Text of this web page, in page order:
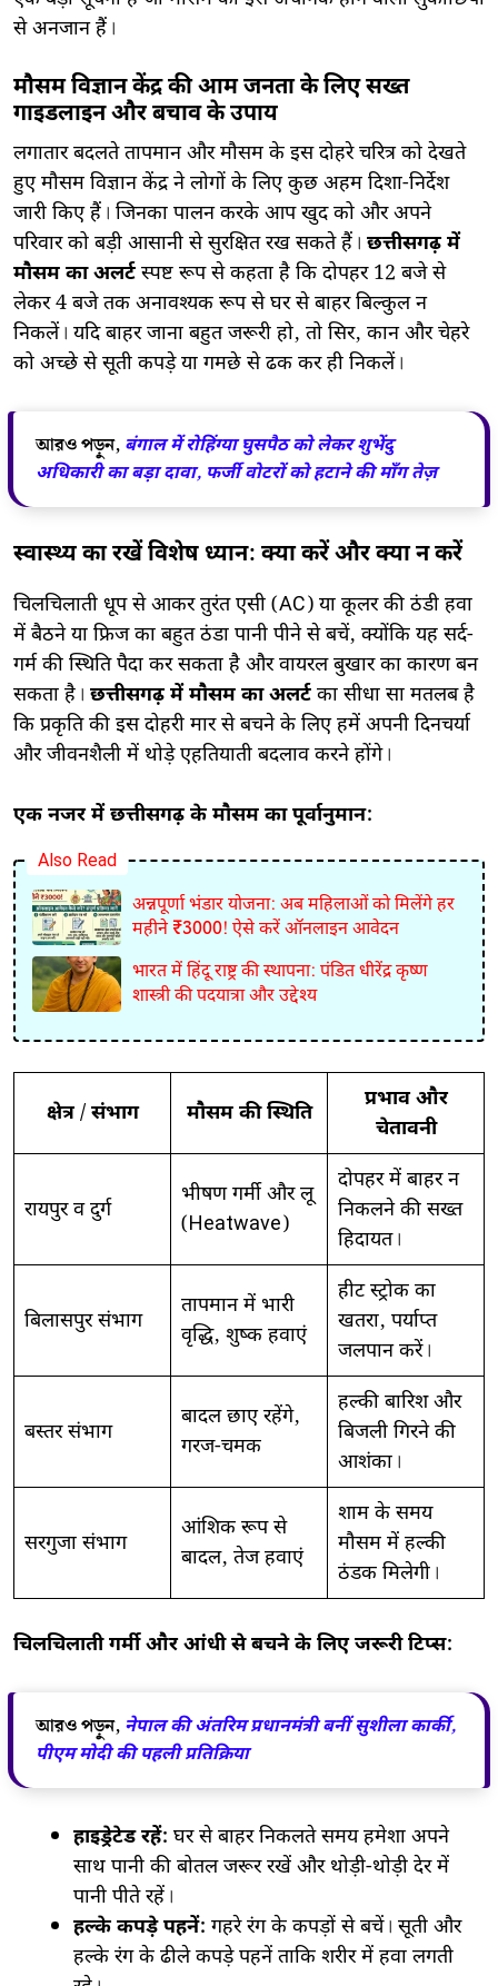
से अनजान हैं।
मौसम विज्ञान केंद्र की आम जनता के लिए सख्त
गाइडलाइन और बचाव के उपाय
​लगातार बदलते तापमान और मौसम के इस दोहरे चरित्र को देखते
हुए मौसम विज्ञान केंद्र ने लोगों के लिए कुछ अहम दिशा-निर्देश
जारी किए हैं। जिनका पालन करके आप खुद को और अपने
परिवार को बड़ी आसानी से सुरक्षित रख सकते हैं। छत्तीसगढ़ में
मौसम का अलर्टस्पष्ट रूप से कहता है कि दोपहर 12 बजे से
लेकर 4 बजे तक अनावश्यक रूप से घर से बाहर बिल्कुल न
निकलें। यदि बाहर जाना बहुत जरूरी हो, तो सिर, कान और चेहरे
को अच्छे से सूती कपड़े या गमछे से ढक कर ही निकलें।
আরও পড়ুন, बंगाल में रोहिंग्या घुसपैठ को लेकर शुभेंदु
अधिकारी का बड़ा दावा, फर्जी वोटरों को हटाने की माँग तेज़
स्वास्थ्य का रखें विशेष ध्यान: क्या करें और क्या न करें
​चिलचिलाती धूप से आकर तुरंत एसी (AC) या कूलर की ठंडी हवा
में बैठने या फ्रिज का बहुत ठंडा पानी पीने से बचें, क्योंकि यह सर्द-
गर्म की स्थिति पैदा कर सकता है और वायरल बुखार का कारण बन
सकता है। छत्तीसगढ़ में मौसम का अलर्टका सीधा सा मतलब है
कि प्रकृति की इस दोहरी मार से बचने के लिए हमें अपनी दिनचर्या
और जीवनशैली में थोड़े एहतियाती बदलाव करने होंगे।
एक नजर में छत्तीसगढ़ के मौसम का पूर्वानुमान:
Also Read
अन्नपूर्णा भंडार योजना: अब महिलाओं को मिलेंगे हर
महीने ₹3000! ऐसे करें ऑनलाइन आवेदन
भारत में हिंदू राष्ट्र की स्थापना: पंडित धीरेंद्र कृष्ण
शास्त्री की पदयात्रा और उद्देश्य
क्षेत्र / संभाग मौसम की स्थिति
प्रभाव और
चेतावनी
रायपुर व दुर्ग
भीषण गर्मी और लू
(Heatwave)
दोपहर में बाहर न
निकलने की सख्त
हिदायत।
बिलासपुर संभाग
तापमान में भारी
वृद्धि, शुष्क हवाएं
हीट स्ट्रोक का
खतरा, पर्याप्त
जलपान करें।
बस्तर संभाग
बादल छाए रहेंगे,
गरज-चमक
हल्की बारिश और
बिजली गिरने की
आशंका।
सरगुजा संभाग
आंशिक रूप से
बादल, तेज हवाएं
शाम के समय
मौसम में हल्की
ठंडक मिलेगी।
चिलचिलाती गर्मी और आंधी से बचने के लिए जरूरी टिप्स:
আরও পড়ুন, नेपाल की अंतरिम प्रधानमंत्री बनीं सुशीला कार्की,
पीएम मोदी की पहली प्रतिक्रिया
हाइड्रेटेड रहें: घर से बाहर निकलते समय हमेशा अपने
साथ पानी की बोतल जरूर रखें और थोड़ी-थोड़ी देर में
पानी पीते रहें।
हल्के कपड़े पहनें: गहरे रंग के कपड़ों से बचें। सूती और
हल्के रंग के ढीले कपड़े पहनें ताकि शरीर में हवा लगती